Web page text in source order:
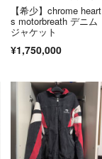
【希少】chrome heart
s motorbreath デニム
ジャケット
¥1,750,000